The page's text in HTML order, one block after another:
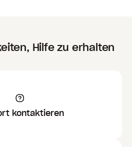
Hilfe zu erhalten
kontaktieren